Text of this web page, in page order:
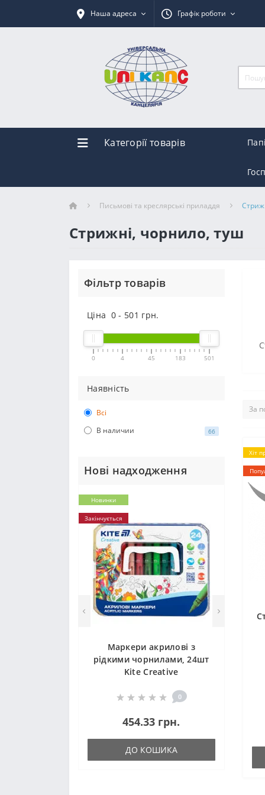
Наша адреса Графік роботи
Категорії товарів
Письмові та креслярські приладдя
Стрижні, чорнило, туш
Фільтр товарів
Ціна 0 - 501 грн.
0 4 45 183 501
Наявність
Всі
В наличии
66
Нові надходження
Новинки
Закінчується
Маркери акрилові з
рідкими чорнилами, 24шт
Kite Creative
0
454.33 грн.
ДО КОШИКА
Хіт